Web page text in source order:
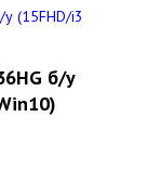
б/у